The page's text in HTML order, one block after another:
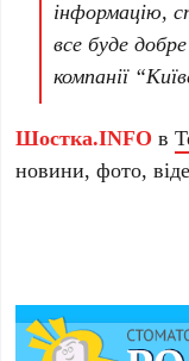
інформацію,
все буде
компанії
Шостка.INFO в
новини, фото,